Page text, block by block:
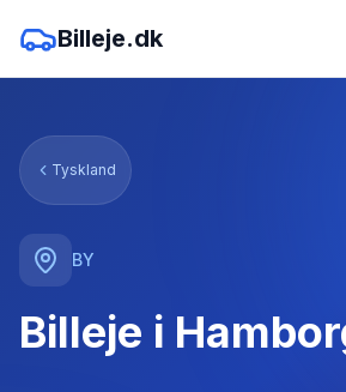
Billeje.dk
Tyskland
BY
Billeje i